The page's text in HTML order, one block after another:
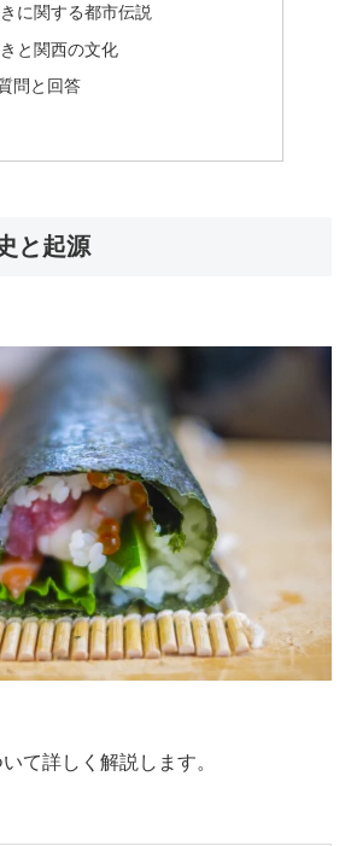
に関する都市伝説
と関西の文化
問と回答
と起源
て詳しく解説します。